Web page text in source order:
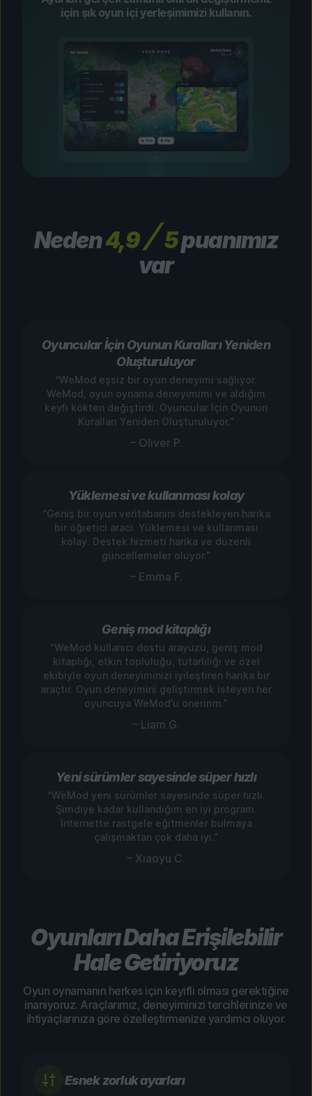
için şık oyun içi yerleşimimizi kullanın.
Neden4,9 5puanımız
var
Oyuncular İçin Oyunun Kuralları Yeniden
Oluşturuluyor
“WeMod eşsiz bir oyun deneyimi sağlıyor.
WeMod, oyun oynama deneyimimi ve aldığım
keyfi kökten değiştirdi. Oyuncular İçin Oyunun
Kuralları Yeniden Oluşturuluyor.”
– Oliver P.
Yüklemesi ve kullanması kolay
“Geniş bir oyun veritabanını destekleyen harika
bir öğretici aracı. Yüklemesi ve kullanması
kolay. Destek hizmeti harika ve düzenli
güncellemeler oluyor.”
– Emma F.
Geniş mod kitaplığı
“WeMod kullanıcı dostu arayüzü, geniş mod
kitaplığı, etkin topluluğu, tutarlılığı ve özel
ekibiyle oyun deneyiminizi iyileştiren harika bir
araçtır. Oyun deneyimini geliştirmek isteyen her
oyuncuya WeMod'u öneririm.”
– Liam G.
Yeni sürümler sayesinde süper hızlı
“WeMod yeni sürümler sayesinde süper hızlı.
Şimdiye kadar kullandığım en iyi program.
İnternette rastgele eğitmenler bulmaya
çalışmaktan çok daha iyi.”
– Xiaoyu C.
Oyunları Daha Erişilebilir
Hale Getiriyoruz
Oyun oynamanın herkes için keyifli olması gerektiğine
inanıyoruz. Araçlarımız, deneyiminizi tercihlerinize ve
ihtiyaçlarınıza göre özelleştirmenize yardımcı oluyor.
Esnek zorluk ayarları